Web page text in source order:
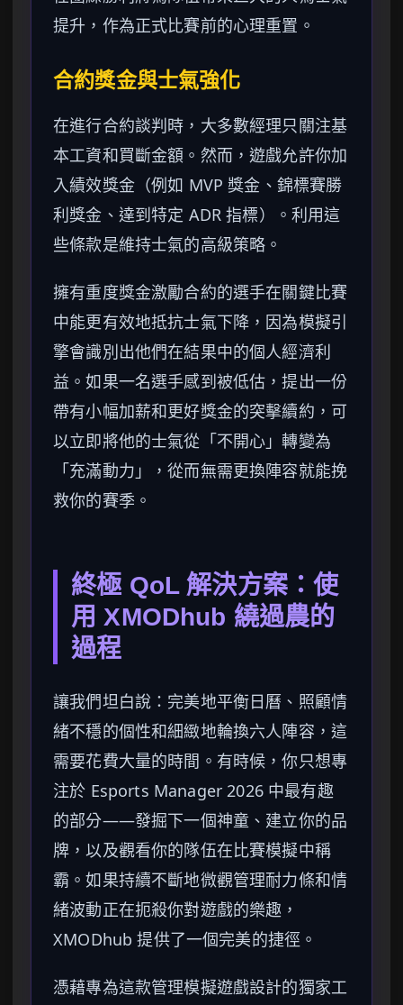
提升，作為正式比賽前的心理重置。
合約獎金與士氣強化
在進行合約談判時，大多數經理只關注基
本工資和買斷金額。然而，遊戲允許你加
入績效獎金（例如 MVP 獎金、錦標賽勝
利獎金、達到特定 ADR 指標）。利用這
些條款是維持士氣的高級策略。
擁有重度獎金激勵合約的選手在關鍵比賽
中能更有效地抵抗士氣下降，因為模擬引
擎會識別出他們在結果中的個人經濟利
益。如果一名選手感到被低估，提出一份
帶有小幅加薪和更好獎金的突擊續約，可
以立即將他的士氣從「不開心」轉變為
「充滿動力」，從而無需更換陣容就能挽
救你的賽季。
終極 QoL 解決方案：使
用 XMODhub 繞過農的
過程
讓我們坦白說：完美地平衡日曆、照顧情
緒不穩的個性和細緻地輪換六人陣容，這
需要花費大量的時間。有時候，你只想專
注於 Esports Manager 2026 中最有趣
的部分——發掘下一個神童、建立你的品
牌，以及觀看你的隊伍在比賽模擬中稱
霸。如果持續不斷地微觀管理耐力條和情
緒波動正在扼殺你對遊戲的樂趣，
XMODhub 提供了一個完美的捷徑。
憑藉專為這款管理模擬遊戲設計的獨家工